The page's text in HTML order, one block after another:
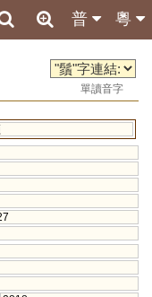
粵
普
單讀音字